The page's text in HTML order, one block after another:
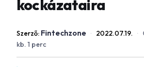
kockázataira
Szerző: Fintechzone · 2022.07.19. ·
kb. 1 perc